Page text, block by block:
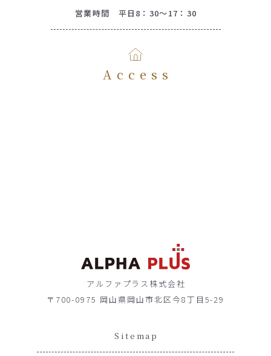
営業時間 平日8：30～17：30
Access
アルファプラス株式会社
〒700-0975 岡山県岡山市北区今8丁目5-29
Sitemap